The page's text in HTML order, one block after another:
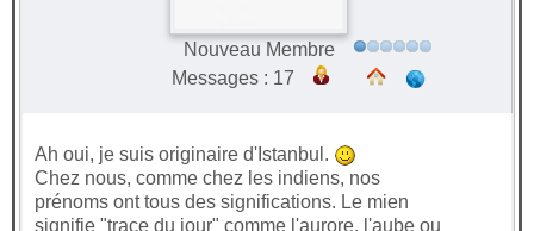
Nouveau Membre
Messages : 17
Ah oui, je suis originaire d'Istanbul.
Chez nous, comme chez les indiens, nos
prénoms ont tous des significations. Le mien
signifie "trace du jour" comme l'aurore, l'aube ou